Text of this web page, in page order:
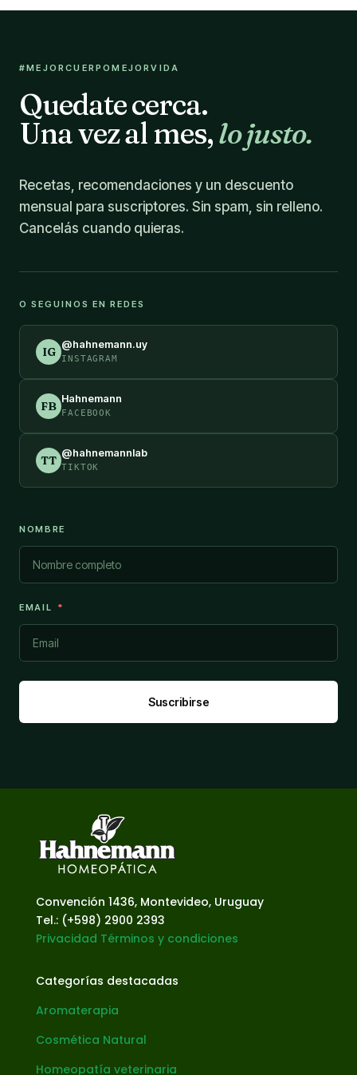
#MEJORCUERPOMEJORVIDA
Quedate cerca.
Una vez al mes,lo justo.
Recetas, recomendaciones y un descuento
mensual para suscriptores. Sin spam, sin relleno.
Cancelás cuando quieras.
O SEGUINOS EN REDES
IG
@hahnemann.uy
INSTAGRAM
FB
Hahnemann
FACEBOOK
TT
@hahnemannlab
TIKTOK
NOMBRE
EMAIL
Suscribirse
Convención 1436, Montevideo, Uruguay
Tel.: (+598) 2900 2393
Privacidad Términos y condiciones
Categorías destacadas
Aromaterapia
Cosmética Natural
Homeopatía veterinaria